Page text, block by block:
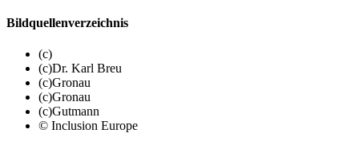
Bildquellenverzeichnis
(c)
(c)Dr. Karl Breu
(c)Gronau
(c)Gronau
(c)Gutmann
© Inclusion Europe